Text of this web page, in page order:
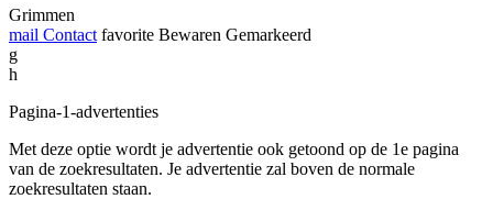
Grimmen
mail Contact favorite Bewaren Gemarkeerd
g
h
Pagina-1-advertenties
Met deze optie wordt je advertentie ook getoond op de 1e pagina
van de zoekresultaten. Je advertentie zal boven de normale
zoekresultaten staan.